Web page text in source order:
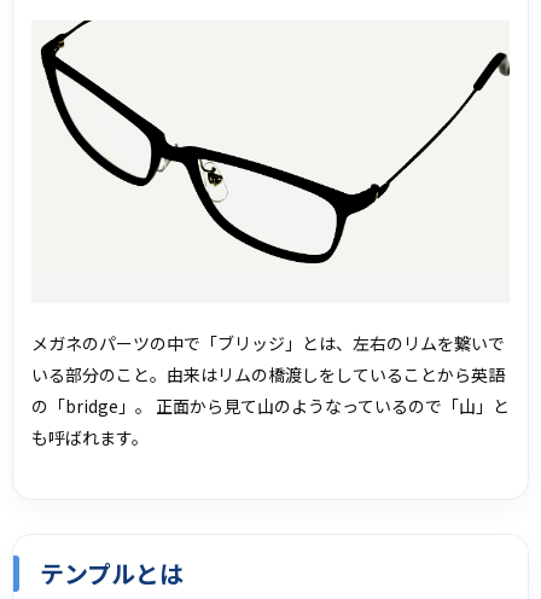
メガネのパーツの中で「ブリッジ」とは、左右のリムを繋いで
いる部分のこと。由来はリムの橋渡しをしていることから英語
の「bridge」。 正面から見て山のようなっているので「山」と
も呼ばれます。
テンプルとは